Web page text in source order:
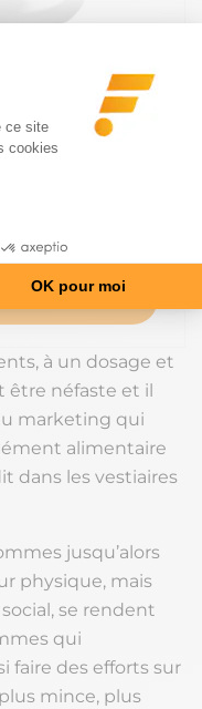
(2KG) : L'alliée
à un dosage et
être néfaste et il
marketing qui
alimentaire
dans les vestiaires
jusqu’alors
physique, mais
se rendent
qui
faire des efforts sur
mince, plus